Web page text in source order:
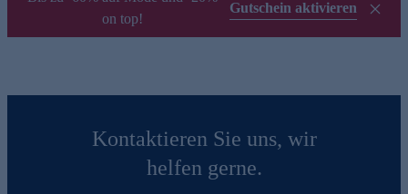
on top!
Gutschein aktivieren
Kontaktieren Sie uns, wir
helfen gerne.